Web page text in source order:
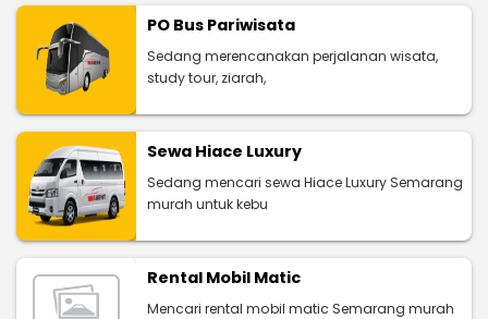
PO Bus Pariwisata
Sedang merencanakan perjalanan wisata,
study tour, ziarah,
Sewa Hiace Luxury
Sedang mencari sewa Hiace Luxury Semarang
murah untuk kebu
Rental Mobil Matic
Mencari rental mobil matic Semarang murah